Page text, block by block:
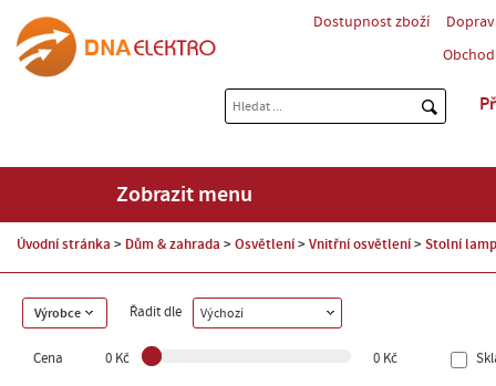
Dostupnost zboží
Zobrazit menu
Úvodní stránka Dům & zahrada Osvětlení Vnitřní osvětlení Stolní
Výrobce Řadit dle Výchozí
Cena 0 Kč 0 Kč